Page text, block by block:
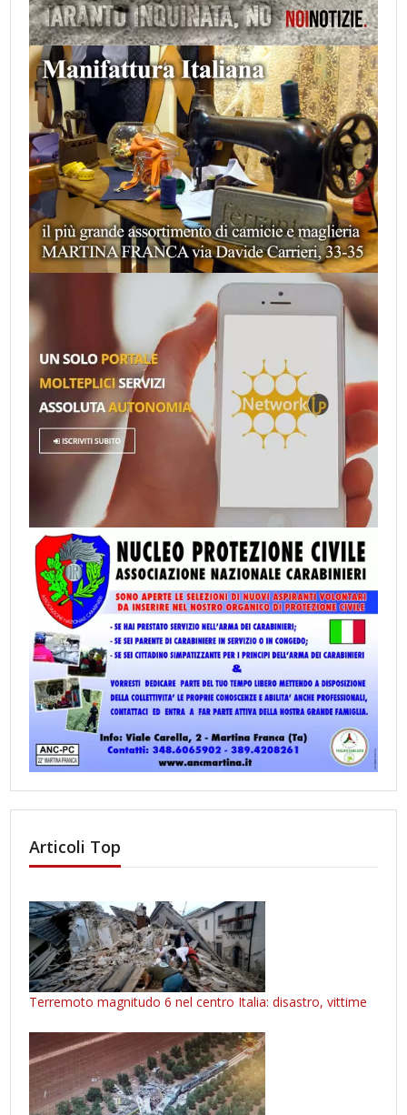
Articoli Top
Terremoto magnitudo 6 nel centro Italia: disastro, vittime